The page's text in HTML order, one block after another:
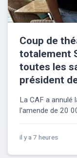
Coup de
totalement
toutes les
président
La CAF a annulé
l'amende de 20
il y a 7 heures